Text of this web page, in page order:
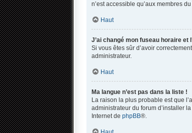
n’est accessible qu’aux membres
Haut
J’ai changé mon fuseau horaire
Si vous êtes sûr d’avoir
administrateur.
Haut
Ma langue n’est pas dans la liste !
La raison la plus probable est que
administrateur du forum d’installer
Internet de phpBB®.